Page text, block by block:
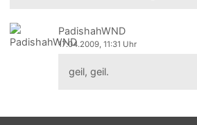
PadishahWND
17.04.2009, 11:31 Uhr
geil, geil.